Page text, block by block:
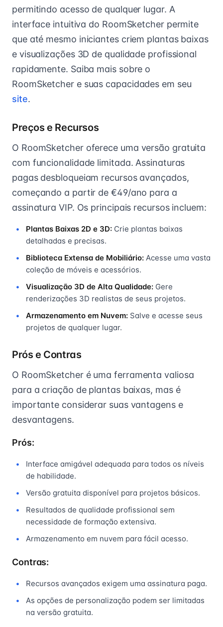
permitindo acesso de qualquer lugar. A
interface intuitiva do RoomSketcher permite
que até mesmo iniciantes criem plantas baixas
e visualizações 3D de qualidade profissional
rapidamente. Saiba mais sobre o
RoomSketcher e suas capacidades em seu
site.
Preços e Recursos
O RoomSketcher oferece uma versão gratuita
com funcionalidade limitada. Assinaturas
pagas desbloqueiam recursos avançados,
começando a partir de €49/ano para a
assinatura VIP. Os principais recursos incluem:
Plantas Baixas 2D e 3D: Crie plantas baixas
detalhadas e precisas.
Biblioteca Extensa de Mobiliário: Acesse uma vasta
coleção de móveis e acessórios.
Visualização 3D de Alta Qualidade: Gere
renderizações 3D realistas de seus projetos.
Armazenamento em Nuvem: Salve e acesse seus
projetos de qualquer lugar.
Prós e Contras
O RoomSketcher é uma ferramenta valiosa
para a criação de plantas baixas, mas é
importante considerar suas vantagens e
desvantagens.
Prós:
Interface amigável adequada para todos os níveis
de habilidade.
Versão gratuita disponível para projetos básicos.
Resultados de qualidade profissional sem
necessidade de formação extensiva.
Armazenamento em nuvem para fácil acesso.
Contras:
Recursos avançados exigem uma assinatura paga.
As opções de personalização podem ser limitadas
na versão gratuita.